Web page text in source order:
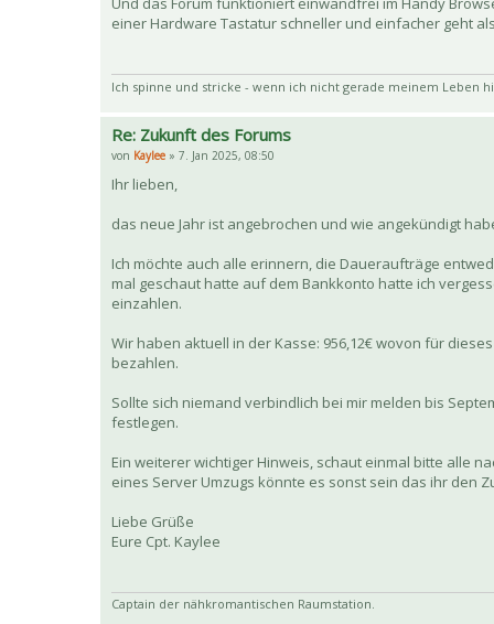
einer Hardware Tastatur schneller und einfacher geht
Ich spinne und stricke - wenn ich nicht gerade meinem Leben
Re: Zukunft des Forums
von Kaylee » 7. Jan 2025, 08:50
Ihr lieben,
das neue Jahr ist angebrochen und wie angekündigt
Ich möchte auch alle erinnern, die Daueraufträge
mal geschaut hatte auf dem Bankkonto hatte ich
einzahlen.
Wir haben aktuell in der Kasse: 956,12€ wovon für
bezahlen.
Sollte sich niemand verbindlich bei mir melden bis
festlegen.
Ein weiterer wichtiger Hinweis, schaut einmal bitte alle
eines Server Umzugs könnte es sonst sein das ihr den
Liebe Grüße
Eure Cpt. Kaylee
Captain der nähkromantischen Raumstation.